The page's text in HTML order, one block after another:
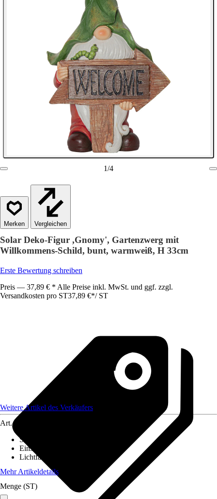
1/4
Vergleichen
Solar Deko-Figur ,Gnomy', Gartenzwerg mit
Willkommens-Schild, bunt, warmweiß, H 33cm
Erste Bewertung schreiben
Preis — 37,89 € * Alle Preise inkl. MwSt. und ggf. zzgl.
Versandkosten pro ST37,89 €*/ ST
Weitere Artikel des Verkäufers
Art.-Nr.
Stromversorgung
Einsatzbereich
Lichtfarbe
Mehr Artikeldetails
Menge (ST)